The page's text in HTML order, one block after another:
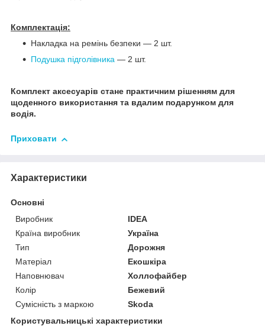
Комплектація:
Накладка на ремінь безпеки — 2 шт.
Подушка підголівника — 2 шт.
Комплект аксесуарів стане практичним рішенням для
щоденного використання та вдалим подарунком для
водія.
Приховати
Характеристики
Основні
Виробник
IDEA
Країна виробник
Україна
Тип
Дорожня
Матеріал
Екошкіра
Наповнювач
Холлофайбер
Колір
Бежевий
Сумісність з маркою
Skoda
Користувальницькі характеристики